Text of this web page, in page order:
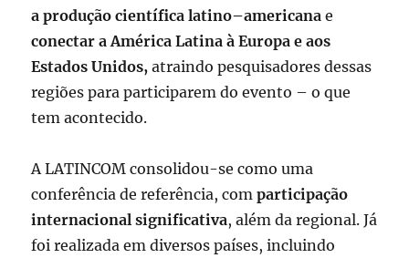
a produção científica latino–americana e
conectar a América Latina à Europa e aos
Estados Unidos, atraindo pesquisadores dessas
regiões para participarem do evento – o que
tem acontecido.
A LATINCOM consolidou-se como uma
conferência de referência, comparticipação
internacional significativa, além da regional. Já
foi realizada em diversos países, incluindo